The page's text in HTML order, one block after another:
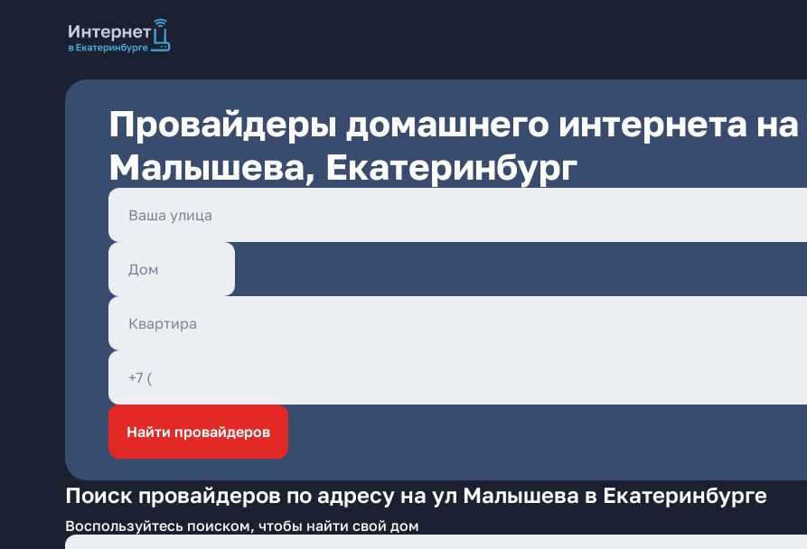
Провайдеры домашнего интернета на
Малышева, Екатеринбург
Найти провайдеров
Поиск провайдеров по адресу на ул Малышева в Екатеринбурге
Воспользуйтесь поиском, чтобы найти свой дом